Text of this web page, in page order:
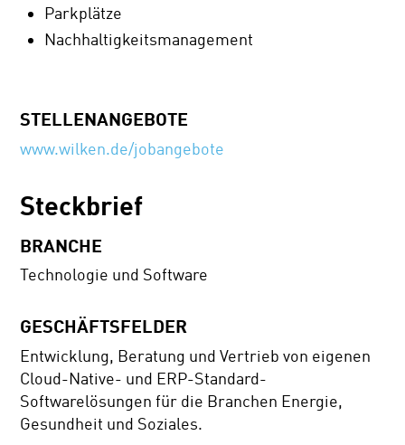
Parkplätze
Nachhaltigkeitsmanagement
STELLENANGEBOTE
www.wilken.de/jobangebote
Steckbrief
BRANCHE
Technologie und Software
GESCHÄFTSFELDER
Entwicklung, Beratung und Vertrieb von eigenen
Cloud-Native- und ERP-Standard-
Softwarelösungen für die Branchen Energie,
Gesundheit und Soziales.